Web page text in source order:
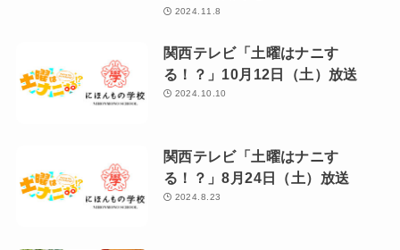
2024.11.8
関西テレビ「土曜はナニす
る！？」10月12日（土）放送
2024.10.10
関西テレビ「土曜はナニす
る！？」8月24日（土）放送
2024.8.23